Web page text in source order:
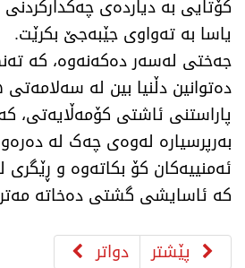
کۆتایی بە دیاردەی
یاسا بە تەواوی جێبەجێ بکرێت.
جەختی لەسەر دەکەنەوە، کە
دەتوانین دڵنیا بین لە سەلامەتی
پاراستنی ئاشتی کۆمەڵایەتی،
بەرپرسیارە لەوەی چەک لە
ئەمنییەکان کۆ بکاتەوە و
کە ئاسایشی گشتی دەخاتە
پێشتر
دواتر